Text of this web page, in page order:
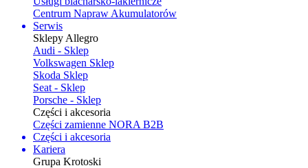
Centrum Napraw Akumulatorów
Serwis
Sklepy Allegro
Audi - Sklep
Volkswagen Sklep
Skoda Sklep
Seat - Sklep
Porsche - Sklep
Części i akcesoria
Części zamienne NORA B2B
Części i akcesoria
Kariera
Grupa Krotoski